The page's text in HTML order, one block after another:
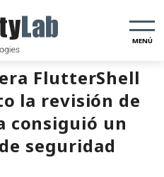
MENÚ
FlutterShell
la revisión de
consiguió un
seguridad